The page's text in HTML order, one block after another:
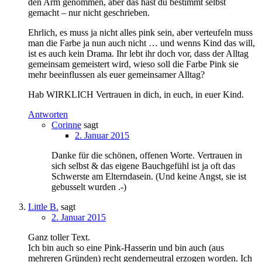
gemacht – nur nicht geschrieben.
Ehrlich, es muss ja nicht alles pink sein, aber verteufeln muss
man die Farbe ja nun auch nicht … und wenns Kind das will,
ist es auch kein Drama. Ihr lebt ihr doch vor, dass der Alltag
gemeinsam gemeistert wird, wieso soll die Farbe Pink sie
mehr beeinflussen als euer gemeinsamer Alltag?
Hab WIRKLICH Vertrauen in dich, in euch, in euer Kind.
Antworten
Corinne sagt
2. Januar 2015
Danke für die schönen, offenen Worte. Vertrauen in
sich selbst & das eigene Bauchgefühl ist ja oft das
Schwerste am Elterndasein. (Und keine Angst, sie ist
gebusselt wurden .-)
Little B. sagt
2. Januar 2015
Ganz toller Text.
Ich bin auch so eine Pink-Hasserin und bin auch (aus
mehreren Gründen) recht genderneutral erzogen worden. Ich